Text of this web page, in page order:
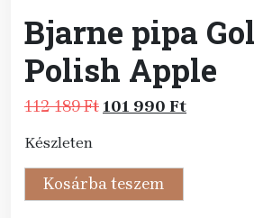
Bjarne pipa
Polish Apple
112 189Ft Original
112
189 Ft.
101 990 FtCurrent
Készleten
Bjarne
pipa
Kosárba teszem